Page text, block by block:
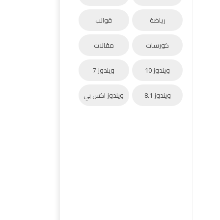
رياضة قوالب
كورسات مقالات
ويندوز 10 ويندوز 7
ويندوز 8.1 ويندوز اكس بي